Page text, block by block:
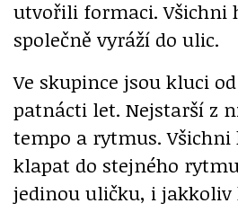
utvořili formaci. Všichni
společně vyráží do ulic.
Ve skupince jsou kluci
patnácti let. Nejstarší z
tempo a rytmus.
klapat do stejného
jedinou uličku, i jakkoliv